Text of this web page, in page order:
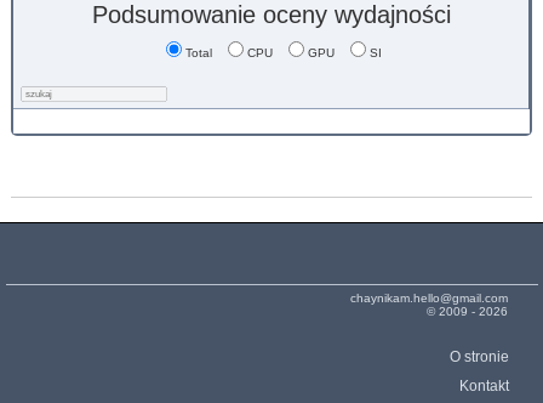
Podsumowanie oceny wydajności
Total CPU GPU SI
chaynikam.hello@gmail.com
© 2009 - 2026
O stronie
Kontakt